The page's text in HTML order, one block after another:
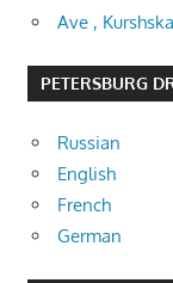
Ave ,
PETERSBURG
Russian
English
French
German